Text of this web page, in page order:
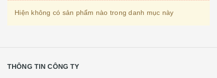
Hiện không có sản phẩm nào trong danh mục này
THÔNG TIN CÔNG TY